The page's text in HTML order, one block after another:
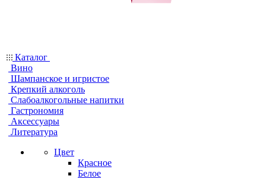
Каталог
Вино
Шампанское и игристое
Крепкий алкоголь
Слабоалкогольные напитки
Гастрономия
Аксессуары
Литература
Цвет
Красное
Белое